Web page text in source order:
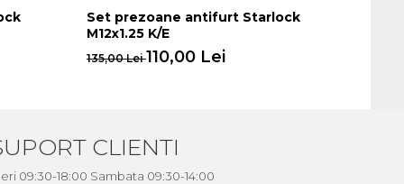
Set prezoane antifurt Starlock
M12x1.25 K/E
135,00 Lei110,00 Lei
CLIENTI
09:30-18:00 Sambata 09:30-14:00